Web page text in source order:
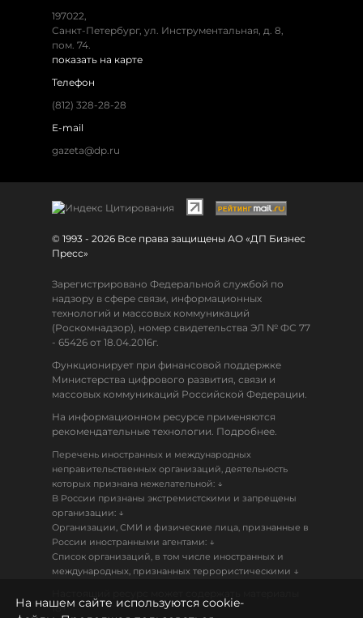
197022,
Санкт-Петербург, ул. Инструментальная, д. 8,
пом. 74.
показать на карте
Телефон
(812) 328-28-28
E-mail
gazeta@dp.ru
© 1993 - 2026 Все права защищены АО «ДП Бизнес
Пресс»
Зарегистрировано Федеральной службой по
надзору в сфере связи, информационных
технологий и массовых коммуникаций
(Роскомнадзор), номер свидетельства ЭЛ № ФС 77
- 65426 от 18.04.2016г.
Функционирует при финансовой поддержке
Министерства цифрового развития, связи и
массовых коммуникаций Российской Федерации.
На информационном ресурсе применяются
рекомендательные технологии. Подробнее.
Перечень иностранных и международных
неправительственных организаций, деятельность
которых признана нежелательной: ↓
В России признаны экстремистскими и запрещены
организации: ↓
Организации, СМИ и физические лица, признанные в
России иностранными агентами: ↓
Список организаций, в том числе иностранных и
международных, признанных террористическими ↓
18+
На нашем сайте используются cookie-